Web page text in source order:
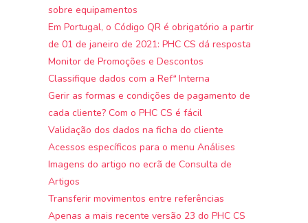
sobre equipamentos
Em Portugal, o Código QR é obrigatório a partir
de 01 de janeiro de 2021: PHC CS dá resposta
Monitor de Promoções e Descontos
Classifique dados com a Refª Interna
Gerir as formas e condições de pagamento de
cada cliente? Com o PHC CS é fácil
Validação dos dados na ficha do cliente
Acessos específicos para o menu Análises
Imagens do artigo no ecrã de Consulta de
Artigos
Transferir movimentos entre referências
Apenas a mais recente versão 23 do PHC CS